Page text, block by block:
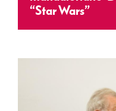
“Star Wars”